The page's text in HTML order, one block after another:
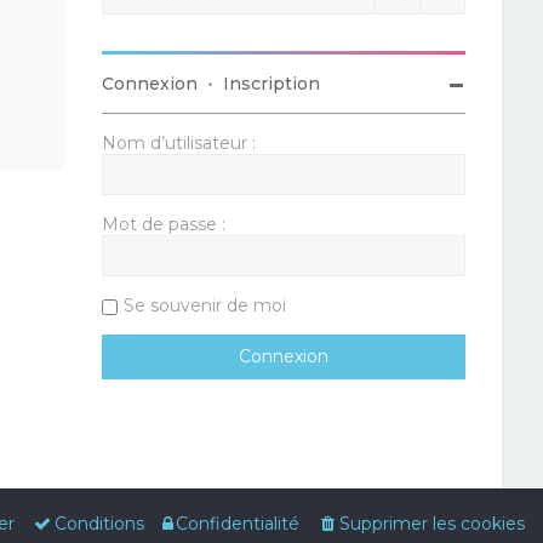
Connexion • Inscription
Nom d’utilisateur :
Mot de passe :
Se souvenir de moi
Supprimer les cookies
Confidentialité
Conditions